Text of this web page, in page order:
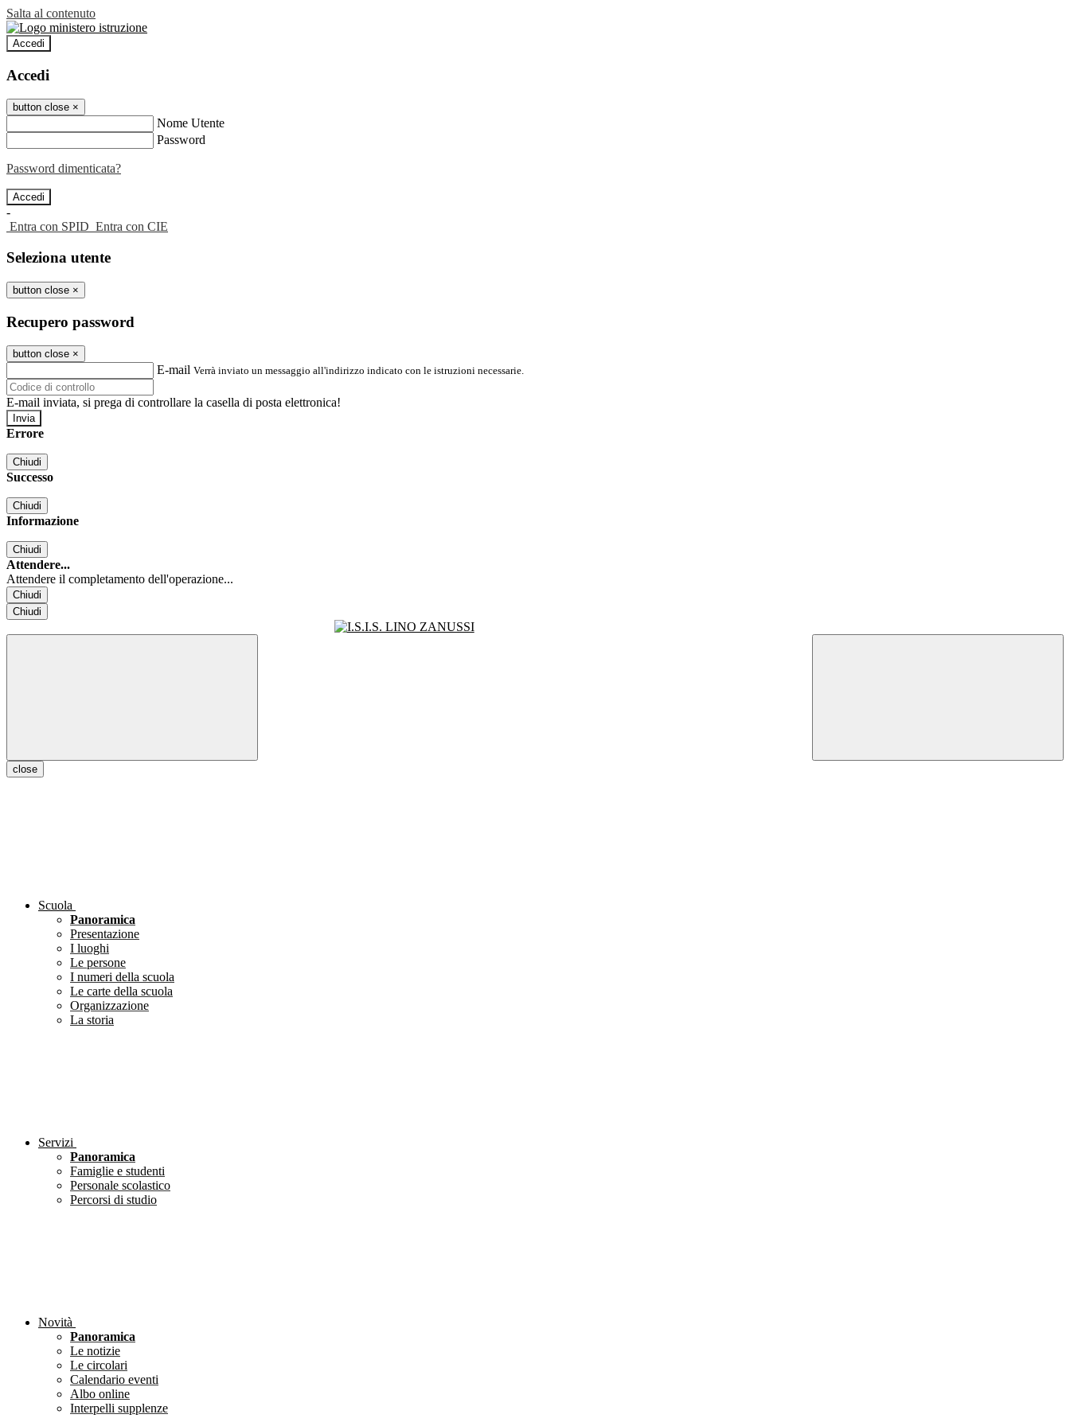
Salta al contenuto
Accedi
Accedi
button close ×
Nome Utente
Password
Password dimenticata?
-
Entra con SPID Entra con CIE
Seleziona utente
button close ×
Recupero password
button close ×
E-mail Verrà inviato un messaggio all'indirizzo indicato con le istruzioni necessarie.
E-mail inviata, si prega di controllare la casella di posta elettronica!
Errore
Chiudi
Successo
Chiudi
Informazione
Chiudi
Attendere...
Attendere il completamento dell'operazione...
Chiudi
Chiudi
close
Scuola
Panoramica
Presentazione
I luoghi
Le persone
I numeri della scuola
Le carte della scuola
Organizzazione
La storia
Servizi
Panoramica
Famiglie e studenti
Personale scolastico
Percorsi di studio
Novità
Panoramica
Le notizie
Le circolari
Calendario eventi
Albo online
Interpelli supplenze